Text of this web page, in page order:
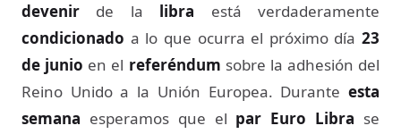
devenir de la libra está verdaderamente
condicionado a lo que ocurra el próximo día 23
de junio en el referéndum sobre la adhesión del
Reino Unido a la Unión Europea. Durante esta
semana esperamos que el par Euro Libra se